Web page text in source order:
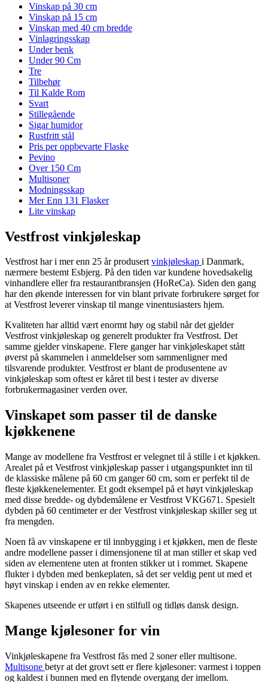
Vinskap på 30 cm
Vinskap på 15 cm
Vinskap med 40 cm bredde
Vinlagringsskap
Under benk
Under 90 Cm
Tre
Tilbehør
Til Kalde Rom
Svart
Stillegående
Sigar humidor
Rustfritt stål
Pris per oppbevarte Flaske
Pevino
Over 150 Cm
Multisoner
Modningsskap
Mer Enn 131 Flasker
Lite vinskap
Vestfrost vinkjøleskap
Vestfrost har i mer enn 25 år produsertvinkjøleskap i Danmark,
nærmere bestemt Esbjerg. På den tiden var kundene hovedsakelig
vinhandlere eller fra restaurantbransjen (HoReCa). Siden den gang
har den økende interessen for vin blant private forbrukere sørget for
at Vestfrost leverer vinskap til mange vinentusiasters hjem.
Kvaliteten har alltid vært enormt høy og stabil når det gjelder
Vestfrost vinkjøleskap og generelt produkter fra Vestfrost. Det
samme gjelder vinskapene. Flere ganger har vinkjøleskapet stått
øverst på skammelen i anmeldelser som sammenligner med
tilsvarende produkter. Vestfrost er blant de produsentene av
vinkjøleskap som oftest er kåret til best i tester av diverse
forbrukermagasiner verden over.
Vinskapet som passer til de danske
kjøkkenene
Mange av modellene fra Vestfrost er velegnet til å stille i et kjøkken.
Arealet på et Vestfrost vinkjøleskap passer i utgangspunktet inn til
de klassiske målene på 60 cm ganger 60 cm, som er perfekt til de
fleste kjøkkenelementer. Et godt eksempel på et høyt vinkjøleskap
med disse bredde- og dybdemålene er Vestfrost VKG671. Spesielt
dybden på 60 centimeter er der Vestfrost vinkjøleskap skiller seg ut
fra mengden.
Noen få av vinskapene er til innbygging i et kjøkken, men de fleste
andre modellene passer i dimensjonene til at man stiller et skap ved
siden av elementene uten at fronten stikker ut i rommet. Skapene
flukter i dybden med benkeplaten, så det ser veldig pent ut med et
høyt vinskap i enden av en rekke elementer.
Skapenes utseende er utført i en stilfull og tidløs dansk design.
Mange kjølesoner for vin
Vinkjøleskapene fra Vestfrost fås med 2 soner eller multisone.
Multisone betyr at det grovt sett er flere kjølesoner: varmest i toppen
og kaldest i bunnen med en flytende overgang der imellom.